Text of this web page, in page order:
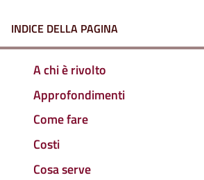
INDICE DELLA PAGINA
A chi è rivolto
Approfondimenti
Come fare
Costi
Cosa serve